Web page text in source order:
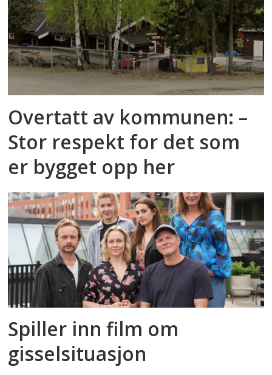
Overtatt av kommunen: –
Stor respekt for det som
er bygget opp her
Spiller inn film om
gisselsituasjon